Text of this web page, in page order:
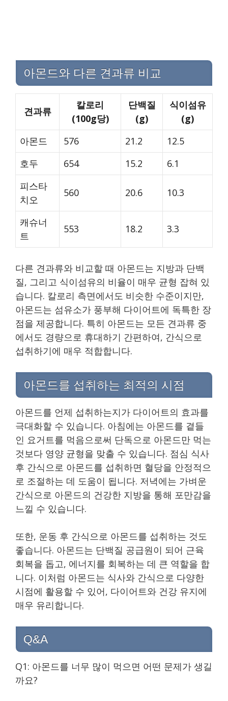
아몬드와 다른 견과류 비교
견과류
칼로리
(100g당)
단백질
(g)
식이섬유
(g)
아몬드
576 21.2
12.5
호두
654 15.2
6.1
피스타
치오
560 20.6 10.3
캐슈너
트
553 18.2 3.3
다른 견과류와 비교할 때 아몬드는 지방과 단백
질, 그리고 식이섬유의 비율이 매우 균형 잡혀 있
습니다. 칼로리 측면에서도 비슷한 수준이지만,
아몬드는 섬유소가 풍부해 다이어트에 독특한 장
점을 제공합니다. 특히 아몬드는 모든 견과류 중
에서도 경량으로 휴대하기 간편하여, 간식으로
섭취하기에 매우 적합합니다.
아몬드를 섭취하는 최적의 시점
아몬드를 언제 섭취하는지가 다이어트의 효과를
극대화할 수 있습니다. 아침에는 아몬드를 곁들
인 요거트를 먹음으로써 단독으로 아몬드만 먹는
것보다 영양 균형을 맞출 수 있습니다. 점심 식사
후 간식으로 아몬드를 섭취하면 혈당을 안정적으
로 조절하는 데 도움이 됩니다. 저녁에는 가벼운
간식으로 아몬드의 건강한 지방을 통해 포만감을
느낄 수 있습니다.
또한, 운동 후 간식으로 아몬드를 섭취하는 것도
좋습니다. 아몬드는 단백질 공급원이 되어 근육
회복을 돕고, 에너지를 회복하는 데 큰 역할을 합
니다. 이처럼 아몬드는 식사와 간식으로 다양한
시점에 활용할 수 있어, 다이어트와 건강 유지에
매우 유리합니다.
Q&A
Q1: 아몬드를 너무 많이 먹으면 어떤 문제가 생길
까요?